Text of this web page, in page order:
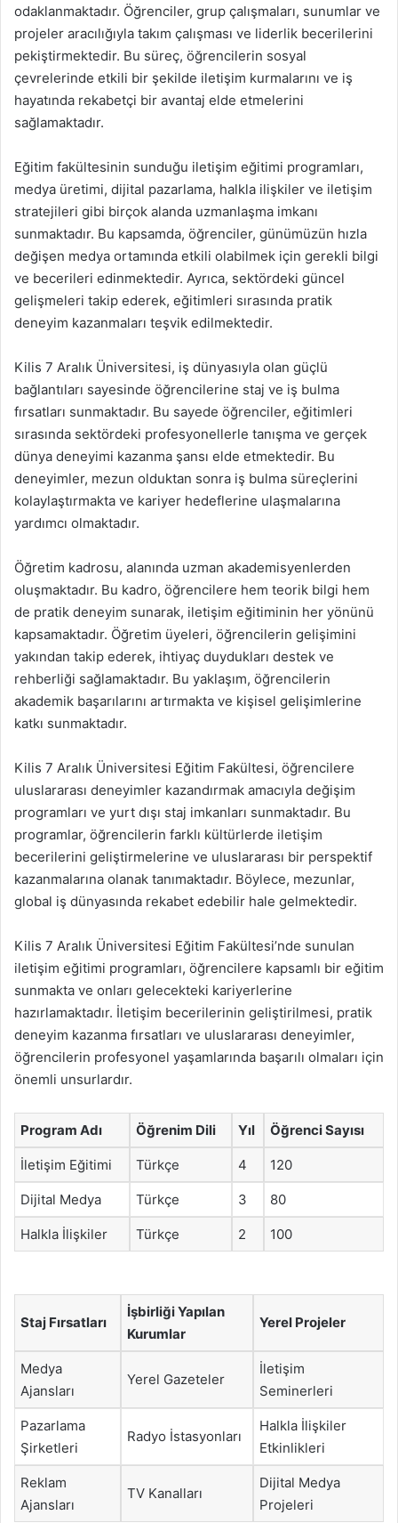
odaklanmaktadır. Öğrenciler, grup çalışmaları, sunumlar ve
projeler aracılığıyla takım çalışması ve liderlik becerilerini
pekiştirmektedir. Bu süreç, öğrencilerin sosyal
çevrelerinde etkili bir şekilde iletişim kurmalarını ve iş
hayatında rekabetçi bir avantaj elde etmelerini
sağlamaktadır.
Eğitim fakültesinin sunduğu iletişim eğitimi programları,
medya üretimi, dijital pazarlama, halkla ilişkiler ve iletişim
stratejileri gibi birçok alanda uzmanlaşma imkanı
sunmaktadır. Bu kapsamda, öğrenciler, günümüzün hızla
değişen medya ortamında etkili olabilmek için gerekli bilgi
ve becerileri edinmektedir. Ayrıca, sektördeki güncel
gelişmeleri takip ederek, eğitimleri sırasında pratik
deneyim kazanmaları teşvik edilmektedir.
Kilis 7 Aralık Üniversitesi, iş dünyasıyla olan güçlü
bağlantıları sayesinde öğrencilerine staj ve iş bulma
fırsatları sunmaktadır. Bu sayede öğrenciler, eğitimleri
sırasında sektördeki profesyonellerle tanışma ve gerçek
dünya deneyimi kazanma şansı elde etmektedir. Bu
deneyimler, mezun olduktan sonra iş bulma süreçlerini
kolaylaştırmakta ve kariyer hedeflerine ulaşmalarına
yardımcı olmaktadır.
Öğretim kadrosu, alanında uzman akademisyenlerden
oluşmaktadır. Bu kadro, öğrencilere hem teorik bilgi hem
de pratik deneyim sunarak, iletişim eğitiminin her yönünü
kapsamaktadır. Öğretim üyeleri, öğrencilerin gelişimini
yakından takip ederek, ihtiyaç duydukları destek ve
rehberliği sağlamaktadır. Bu yaklaşım, öğrencilerin
akademik başarılarını artırmakta ve kişisel gelişimlerine
katkı sunmaktadır.
Kilis 7 Aralık Üniversitesi Eğitim Fakültesi, öğrencilere
uluslararası deneyimler kazandırmak amacıyla değişim
programları ve yurt dışı staj imkanları sunmaktadır. Bu
programlar, öğrencilerin farklı kültürlerde iletişim
becerilerini geliştirmelerine ve uluslararası bir perspektif
kazanmalarına olanak tanımaktadır. Böylece, mezunlar,
global iş dünyasında rekabet edebilir hale gelmektedir.
Kilis 7 Aralık Üniversitesi Eğitim Fakültesi’nde sunulan
iletişim eğitimi programları, öğrencilere kapsamlı bir eğitim
sunmakta ve onları gelecekteki kariyerlerine
hazırlamaktadır. İletişim becerilerinin geliştirilmesi, pratik
deneyim kazanma fırsatları ve uluslararası deneyimler,
öğrencilerin profesyonel yaşamlarında başarılı olmaları için
önemli unsurlardır.
Program Adı Öğrenim Dili Yıl Öğrenci Sayısı
İletişim Eğitimi Türkçe 4 120
Dijital Medya Türkçe 3 80
Halkla İlişkiler Türkçe 2 100
Staj Fırsatları
İşbirliği Yapılan
Kurumlar
Yerel Projeler
Medya
Ajansları
Yerel Gazeteler
İletişim
Seminerleri
Pazarlama
Şirketleri
Radyo İstasyonları
Halkla İlişkiler
Etkinlikleri
Reklam
Ajansları
TV Kanalları
Dijital Medya
Projeleri